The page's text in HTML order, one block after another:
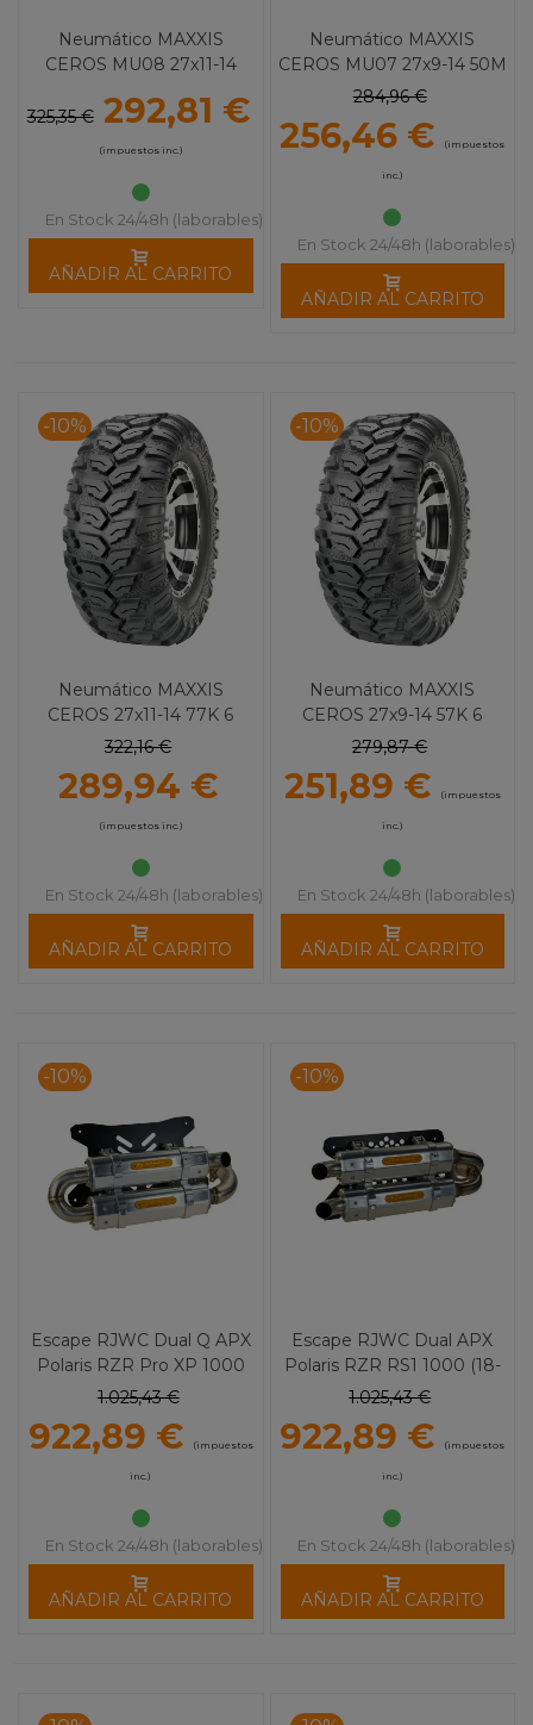
Neumático MAXXIS
CEROS MU08 27x11-14
325,35 € 292,81 €
(impuestos inc.)
En Stock 24/48h (laborables)
AÑADIR AL CARRITO
Neumático MAXXIS
CEROS MU07 27x9-14 50M
284,96 €
256,46 € (impuestos
inc.)
En Stock 24/48h (laborables)
AÑADIR AL CARRITO
-10%
Neumático MAXXIS
CEROS 27x11-14 77K 6
Lonas
322,16 €
289,94 €
(impuestos inc.)
En Stock 24/48h (laborables)
AÑADIR AL CARRITO
-10%
Neumático MAXXIS
CEROS 27x9-14 57K 6
Lonas
279,87 €
251,89 € (impuestos
inc.)
En Stock 24/48h (laborables)
AÑADIR AL CARRITO
-10%
Escape RJWC Dual Q APX
Polaris RZR Pro XP 1000
Turbo (20-24)
1.025,43 €
922,89 € (impuestos
inc.)
En Stock 24/48h (laborables)
AÑADIR AL CARRITO
-10%
Escape RJWC Dual APX
Polaris RZR RS1 1000 (18-
24)
1.025,43 €
922,89 € (impuestos
inc.)
En Stock 24/48h (laborables)
AÑADIR AL CARRITO